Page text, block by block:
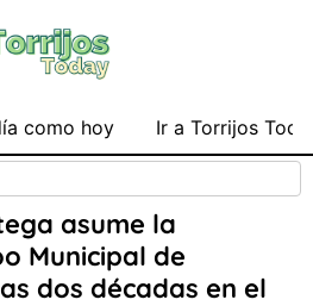
como hoy Ir a Torrijos
asume la
Municipal de
dos décadas en el